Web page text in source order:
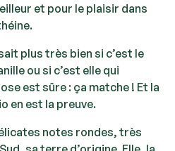
et pour le plaisir dans
plus très bien si c’est le
ou si c’est elle qui
est sûre : ça matche ! Et la
en est la preuve.
notes rondes, très